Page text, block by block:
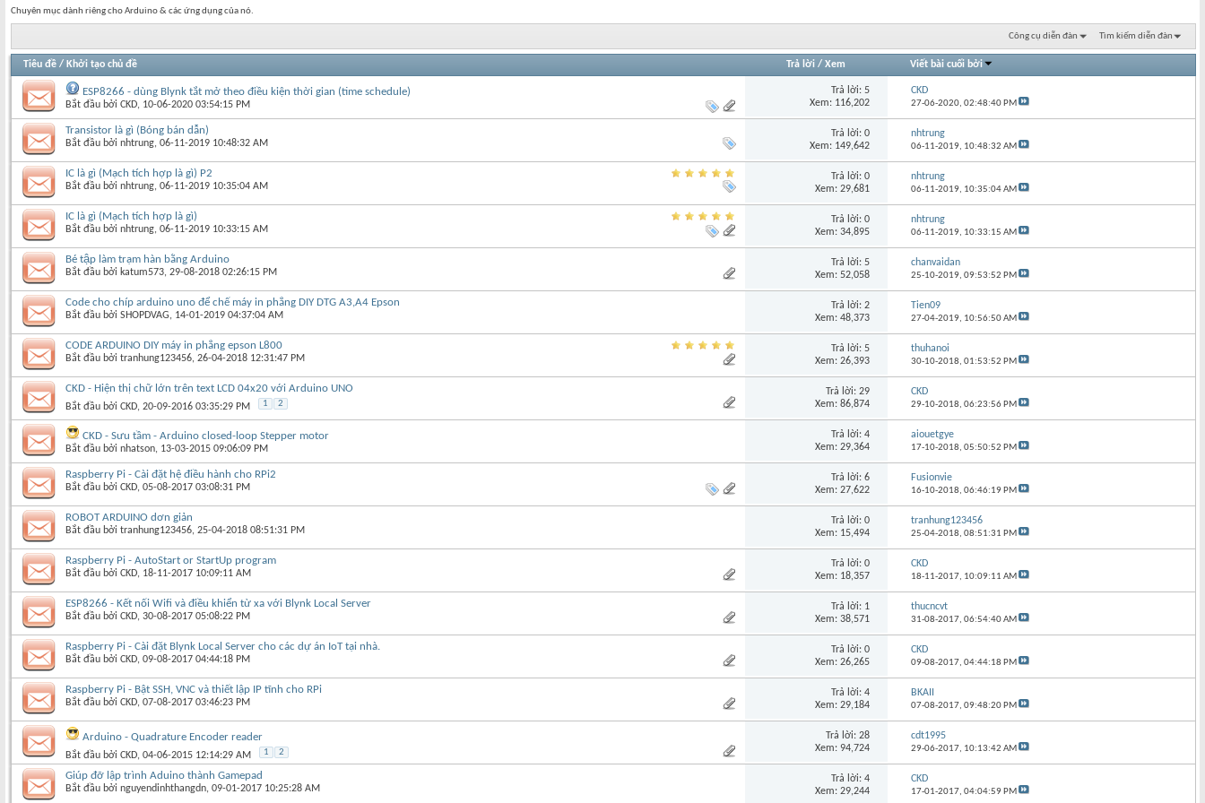
Chuyên mục dành riêng cho Arduino & các ứng dụng của nó.
Công cụ diễn đàn Tìm kiếm diễn đàn
Tiêu đề / Khởi tạo chủ đề Trả lời/ Xem Viết bài cuối bởi
ESP8266 - dùng Blynk tắt mở theo điều kiện thời gian (time schedule)
Bắt đầu bởi CKD‎, 10-06-2020 03:54:15 PM
Trả lời: 5
Xem: 116,202
CKD
27-06-2020,02:48:40 PM
Transistor là gì (Bóng bán dẫn)
Bắt đầu bởi nhtrung‎, 06-11-2019 10:48:32 AM
Trả lời: 0
Xem: 149,642
nhtrung
06-11-2019, 10:48:32 AM
IC là gì (Mạch tích hợp là gì) P2
Bắt đầu bởi nhtrung‎, 06-11-2019 10:35:04 AM
Trả lời: 0
Xem: 29,681
nhtrung
06-11-2019, 10:35:04 AM
IC là gì (Mạch tích hợp là gì)
Bắt đầu bởi nhtrung‎, 06-11-2019 10:33:15 AM
Trả lời: 0
Xem: 34,895
nhtrung
06-11-2019, 10:33:15 AM
Bé tập làm trạm hàn bằng Arduino
Bắt đầu bởi katum573‎, 29-08-2018 02:26:15 PM
Trả lời: 5
Xem: 52,058
chanvaidan
25-10-2019,09:53:52 PM
Code cho chíp arduino uno để chế máy in phẳng DIY DTG A3,A4 Epson
Bắt đầu bởi SHOPDVAG‎, 14-01-2019 04:37:04 AM
Trả lời: 2
Xem: 48,373
Tien09
27-04-2019, 10:56:50 AM
CODE ARDUINO DIY máy in phẳng epson L800
Bắt đầu bởi tranhung123456‎, 26-04-2018 12:31:47 PM
Trả lời: 5
Xem: 26,393
thuhanoi
30-10-2018,01:53:52 PM
CKD - Hiện thị chữ lớn trên text LCD 04x20 với Arduino UNO
Bắt đầu bởi CKD‎, 20-09-2016 03:35:29 PM 1 2
Trả lời: 29
Xem: 86,874
CKD
29-10-2018,06:23:56 PM
CKD - Sưu tầm - Arduino closed-loop Stepper motor
Bắt đầu bởi nhatson‎, 13-03-2015 09:06:09 PM
Trả lời: 4
Xem: 29,364
aiouetgye
17-10-2018,05:50:52 PM
Raspberry Pi - Cài đặt hệ điều hành cho RPi2
Bắt đầu bởi CKD‎, 05-08-2017 03:08:31 PM
Trả lời: 6
Xem: 27,622
Fusionvie
16-10-2018,06:46:19 PM
ROBOT ARDUINO dơn giản
Bắt đầu bởi tranhung123456‎, 25-04-2018 08:51:31 PM
Trả lời: 0
Xem: 15,494
tranhung123456
25-04-2018,08:51:31 PM
Raspberry Pi - AutoStart or StartUp program
Bắt đầu bởi CKD‎, 18-11-2017 10:09:11 AM
Trả lời: 0
Xem: 18,357
CKD
18-11-2017, 10:09:11 AM
ESP8266 - Kết nối Wifi và điều khiển từ xa với Blynk Local Server
Bắt đầu bởi CKD‎, 30-08-2017 05:08:22 PM
Trả lời: 1
Xem: 38,571
thucncvt
31-08-2017,06:54:40 AM
Raspberry Pi - Cài đặt Blynk Local Server cho các dự án IoT tại nhà.
Bắt đầu bởi CKD‎, 09-08-2017 04:44:18 PM
Trả lời: 0
Xem: 26,265
CKD
09-08-2017,04:44:18 PM
Raspberry Pi - Bật SSH, VNC và thiết lập IP tĩnh cho RPi
Bắt đầu bởi CKD‎, 07-08-2017 03:46:23 PM
Trả lời: 4
Xem: 29,184
BKAII
07-08-2017,09:48:20 PM
Arduino - Quadrature Encoder reader
Bắt đầu bởi CKD‎, 04-06-2015 12:14:29 AM 1 2
Trả lời: 28
Xem: 94,724
cdt1995
29-06-2017, 10:13:42 AM
Giúp đỡ lập trình Aduino thành Gamepad
Bắt đầu bởi nguyendinhthangdn‎, 09-01-2017 10:25:28 AM
Trả lời: 4
Xem: 29,244
CKD
17-01-2017,04:04:59 PM